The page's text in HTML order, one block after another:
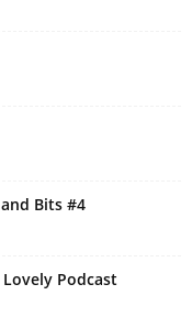
Bits #4
Podcast